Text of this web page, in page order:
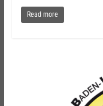
Read more